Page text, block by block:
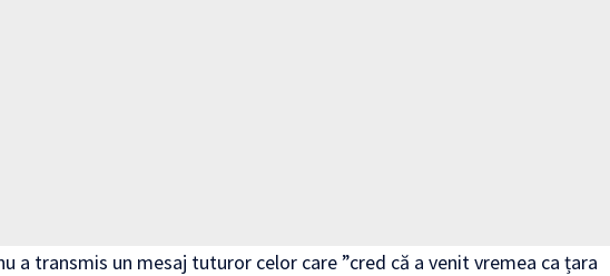
a transmis un mesaj tuturor celor care ”cred că a venit vremea ca țara